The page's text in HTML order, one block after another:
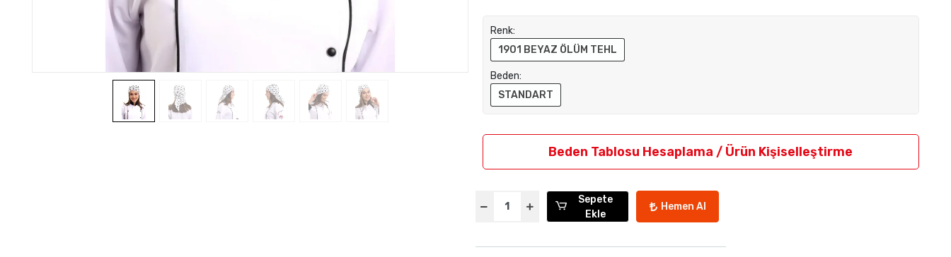
Renk:
1901 BEYAZ ÖLÜM TEHL
Beden:
STANDART
Beden Tablosu Hesaplama / Ürün Kişiselleştirme
Sepete
Ekle
Hemen Al